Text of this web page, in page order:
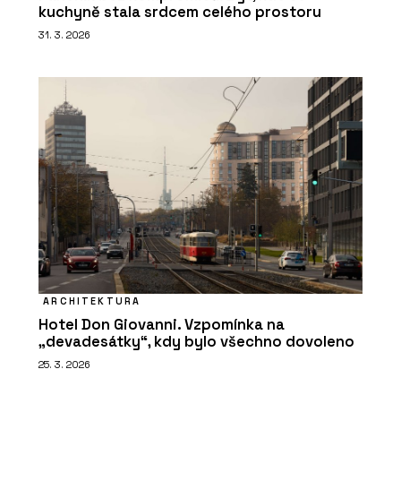
kuchyně stala srdcem celého prostoru
31. 3. 2026
ARCHITEKTURA
Hotel Don Giovanni. Vzpomínka na
„devadesátky“, kdy bylo všechno dovoleno
25. 3. 2026